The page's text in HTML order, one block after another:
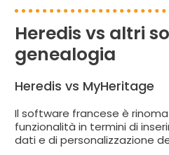
Heredis vs altri
genealogia
Heredis vs MyHeritage
Il software francese è
funzionalità in termini di
dati e di personalizzazione